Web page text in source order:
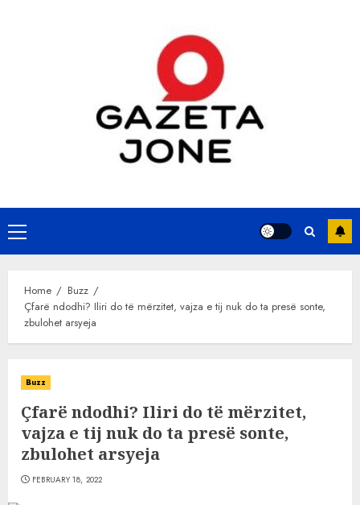
Primary
Menu
Home
Buzz
Çfarë ndodhi? Iliri do të mërzitet, vajza e tij nuk do ta presë sonte,
zbulohet arsyeja
Buzz
Çfarë ndodhi? Iliri do të mërzitet,
vajza e tij nuk do ta presë sonte,
zbulohet arsyeja
FEBRUARY 18, 2022